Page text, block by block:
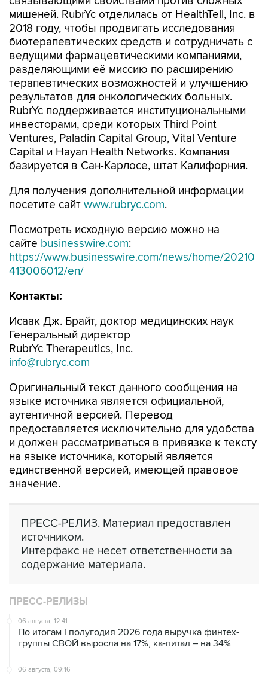
мишеней. RubrYc отделилась от HealthTell, Inc. в
2018 году, чтобы продвигать исследования
биотерапевтических средств и сотрудничать с
ведущими фармацевтическими компаниями,
разделяющими её миссию по расширению
терапевтических возможностей и улучшению
результатов для онкологических больных.
RubrYc поддерживается институциональными
инвесторами, среди которых Third Point
Ventures, Paladin Capital Group, Vital Venture
Capital и Hayan Health Networks. Компания
базируется в Сан-Карлосе, штат Калифорния.
Для получения дополнительной информации
посетите сайт www.rubryc.com.
Посмотреть исходную версию можно на
сайте businesswire.com:
https://www.businesswire.com/news/home/20210
413006012/en/
Контакты:
Исаак Дж. Брайт, доктор медицинских наук
Генеральный директор
RubrYc Therapeutics, Inc.
info@rubryc.com
Оригинальный текст данного сообщения на
языке источника является официальной,
аутентичной версией. Перевод
предоставляется исключительно для удобства
и должен рассматриваться в привязке к тексту
на языке источника, который является
единственной версией, имеющей правовое
значение.
ПРЕСС-РЕЛИЗ. Материал предоставлен
источником.
Интерфакс не несет ответственности за
содержание материала.
ПРЕСС-РЕЛИЗЫ
06 августа, 12:41
По итогам I полугодия 2026 года выручка финтех-
группы СВОЙ выросла на 17%, ка-питал – на 34%
06 августа, 09:16